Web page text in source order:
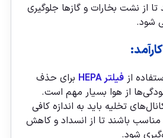
از نشت بخارات و گازها جلوگیری
شود.
ازفیلتر HEPA
برای حذف
از هوا بسیار مهم است.
تخلیه باید به اندازه کافی
باشند تا از انسداد و کاهش
شود.